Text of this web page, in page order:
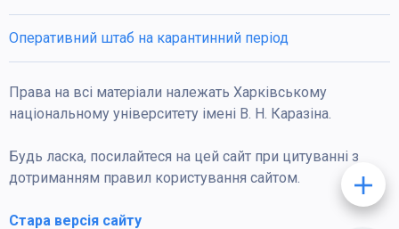
Оперативний штаб на карантинний період
Права на всі матеріали належать Харківському
національному університету імені В. Н. Каразіна.
Будь ласка, посилайтеся на цей сайт при цитуванні з
дотриманням правил користування сайтом.
Стара версія сайту